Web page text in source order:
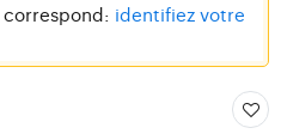
correspond: identifiez votre